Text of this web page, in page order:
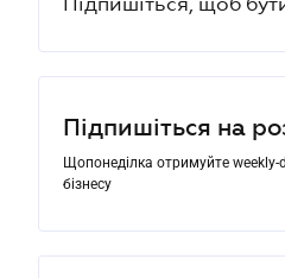
Підпишіться на
Щопонеділка отримуйте weekly-
бізнесу